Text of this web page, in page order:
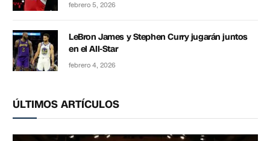
febrero 5, 2026
LeBron James y Stephen Curry jugarán juntos
en el All-Star
febrero 4, 2026
ÚLTIMOS ARTÍCULOS